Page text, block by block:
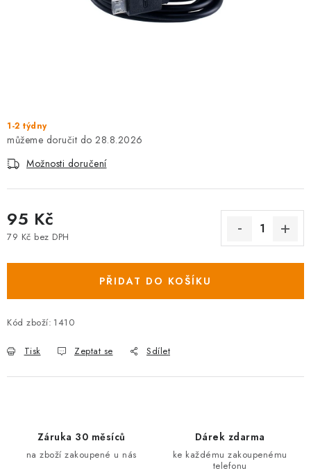
1-2 týdny
28.8.2026
Možnosti doručení
95 Kč
79 Kč bez DPH
PŘIDAT DO KOŠÍKU
Kód zboží: 1410
Tisk Zeptat se Sdílet
Záruka 30 měsíců
na zboží zakoupené u nás
Dárek zdarma
ke každému zakoupenému
telefonu